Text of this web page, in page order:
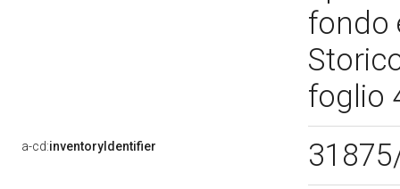
fondo
foglio
a-cd:inventoryIdentifier